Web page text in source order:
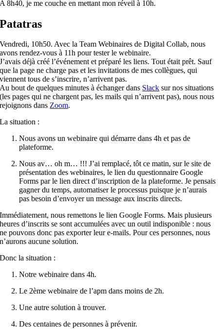
A 8h40, je me couche en mettant mon réveil à 10h.
Patatras
Vendredi, 10h50. Avec la Team Webinaires de Digital Collab, nous
avons rendez-vous à 11h pour tester le webinaire.
J’avais déjà créé l’événementetpréparé les liens. Tout était prêt. Sauf
que la page ne charge pasetles invitations de mes collègues, qui
viennent tous de s’inscrire, n’arrivent pas.
Au bout de quelques minutes à échanger dans Slack sur nos situations
(les pages qui ne chargent pas, les mails qui n’arrivent pas), nous nous
rejoignons dansZoom.
La situation :
Nous avons un webinaire qui démarre dans 4hetpas de
plateforme.
Nous av… oh m… !!! J’ai remplacé, tôt ce matin, sur le site de
présentation des webinaires, le lien du questionnaire Google
Forms par le lien direct d’inscription de la plateforme. Je pensais
gagner du temps, automatiser le processus puisque je n’aurais
pas besoin d’envoyer un message aux inscrits directs.
Immédiatement, nous remettons le lien Google Forms. Mais plusieurs
heures d’inscrits se sont accumulées avec un outil indisponible : nous
ne pouvons donc pas exporter leur e-mails. Pour ces personnes, nous
n’aurons aucune solution.
Donc la situation :
Notre webinaire dans 4h.
Le 2ème webinaire de l’apm dans moins de 2h.
Une autre solution à trouver.
Des centaines de personnes à prévenir.